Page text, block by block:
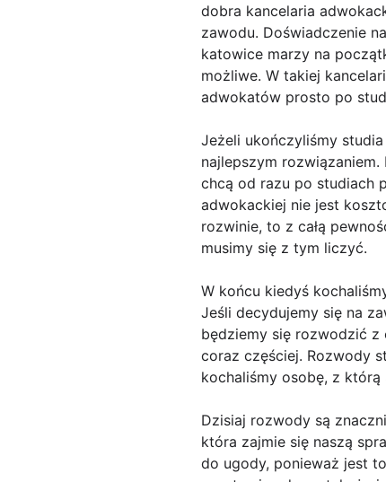
dobra kancelaria
zawodu. Doświadczenie
katowice marzy na
możliwe. W takiej
adwokatów prosto po
Jeżeli ukończyliśmy
najlepszym
chcą od razu po studiach
adwokackiej nie jest
rozwinie, to z całą
musimy się z tym liczyć.
W końcu kiedyś
Jeśli decydujemy się na
będziemy się rozwodzić z
coraz częściej. Rozwody
kochaliśmy osobę, z którą
Dzisiaj rozwody są
która zajmie się naszą
do ugody, ponieważ jest